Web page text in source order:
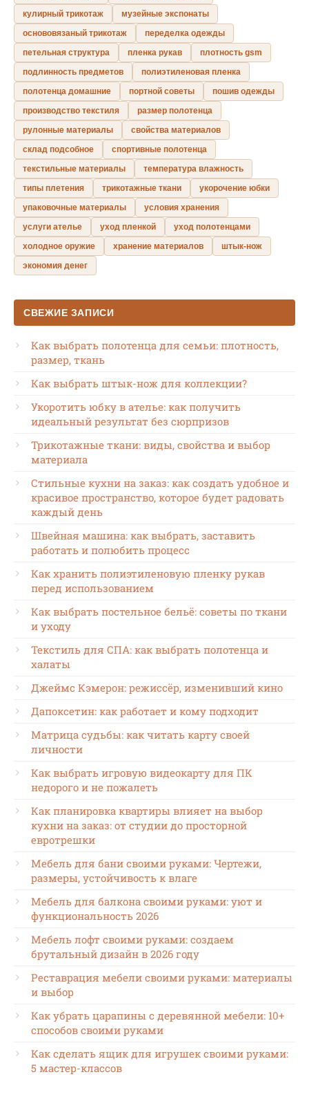
кулирный трикотаж
музейные экспонаты
основовязаный трикотаж
переделка одежды
петельная структура
пленка рукав
плотность gsm
подлинность предметов
полиэтиленовая пленка
полотенца домашние
портной советы
пошив одежды
производство текстиля
размер полотенца
рулонные материалы
свойства материалов
склад подсобное
спортивные полотенца
текстильные материалы
температура влажность
типы плетения
трикотажные ткани
укорочение юбки
упаковочные материалы
условия хранения
услуги ателье
уход пленкой
уход полотенцами
холодное оружие
хранение материалов
штык-нож
экономия денег
СВЕЖИЕ ЗАПИСИ
Как выбрать полотенца для семьи: плотность,
размер, ткань
Как выбрать штык-нож для коллекции?
Укоротить юбку в ателье: как получить
идеальный результат без сюрпризов
Трикотажные ткани: виды, свойства и выбор
материала
Стильные кухни на заказ: как создать удобное и
красивое пространство, которое будет радовать
каждый день
Швейная машина: как выбрать, заставить
работать и полюбить процесс
Как хранить полиэтиленовую пленку рукав
перед использованием
Как выбрать постельное бельё: советы по ткани
и уходу
Текстиль для СПА: как выбрать полотенца и
халаты
Джеймс Кэмерон: режиссёр, изменивший кино
Дапоксетин: как работает и кому подходит
Матрица судьбы: как читать карту своей
личности
Как выбрать игровую видеокарту для ПК
недорого и не пожалеть
Как планировка квартиры влияет на выбор
кухни на заказ: от студии до просторной
евротрешки
Мебель для бани своими руками: Чертежи,
размеры, устойчивость к влаге
Мебель для балкона своими руками: уют и
функциональность 2026
Мебель лофт своими руками: создаем
брутальный дизайн в 2026 году
Реставрация мебели своими руками: материалы
и выбор
Как убрать царапины с деревянной мебели: 10+
способов своими руками
Как сделать ящик для игрушек своими руками:
5 мастер-классов